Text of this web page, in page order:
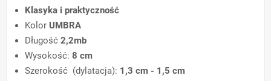
Klasyka i praktyczność
Kolor UMBRA
Długość 2,2mb
Wysokość: 8 cm
Szerokość (dylatacja): 1,3 cm - 1,5 cm